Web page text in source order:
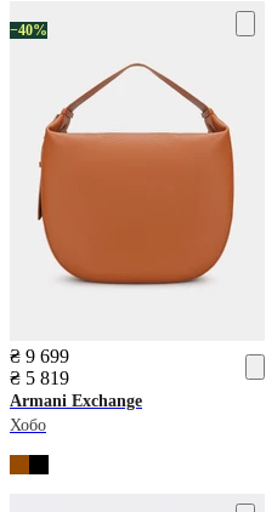
−40%
₴ 9 699
₴ 5 819
Armani Exchange
Хобо